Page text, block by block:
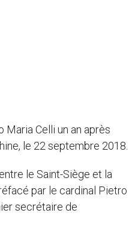
Maria Celli un an après
le 22 septembre 2018.
le Saint-Siège et la
par le cardinal Pietro
secrétaire de